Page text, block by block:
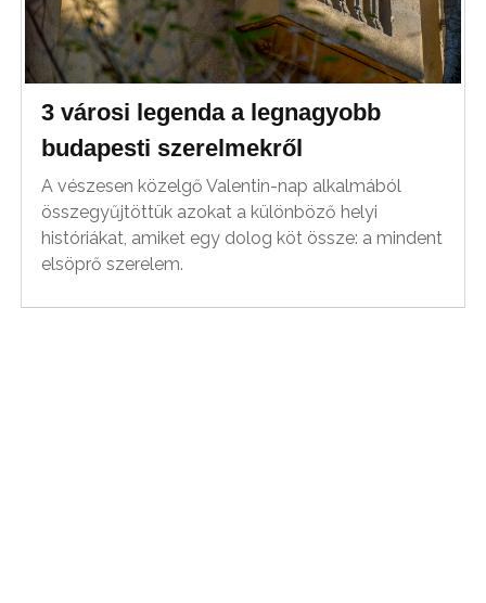
3 városi legenda a legnagyobb
budapesti szerelmekről
A vészesen közelgő Valentin-nap alkalmából
összegyűjtöttük azokat a különböző helyi
históriákat, amiket egy dolog köt össze: a mindent
elsöprő szerelem.